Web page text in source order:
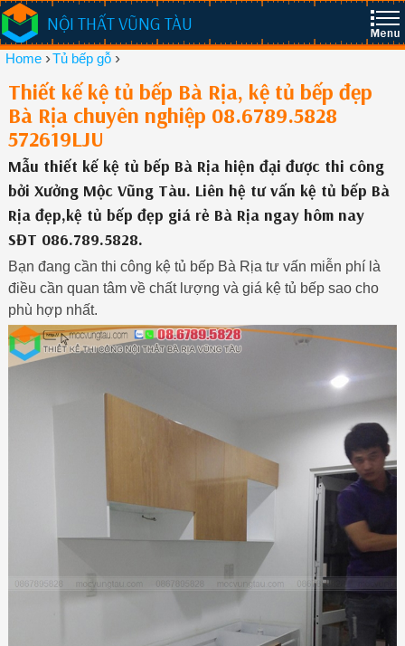
NỘI THẤT VŨNG TÀU
Home ›Tủ bếp gỗ ›
Thiết kế kệ tủ bếp Bà Rịa, kệ tủ bếp đẹp
Bà Rịa chuyên nghiệp 08.6789.5828
572619LJU
Mẫu thiết kế kệ tủ bếp Bà Rịa hiện đại được thi công
bởi Xưởng Mộc Vũng Tàu. Liên hệ tư vấn kệ tủ bếp Bà
Rịa đẹp,kệ tủ bếp đẹp giá rẻ Bà Rịa ngay hôm nay
SĐT 086.789.5828.
Bạn đang cần thi công kệ tủ bếp Bà Rịa tư vấn miễn phí là
điều cần quan tâm về chất lượng và giá kệ tủ bếp sao cho
phù hợp nhất.